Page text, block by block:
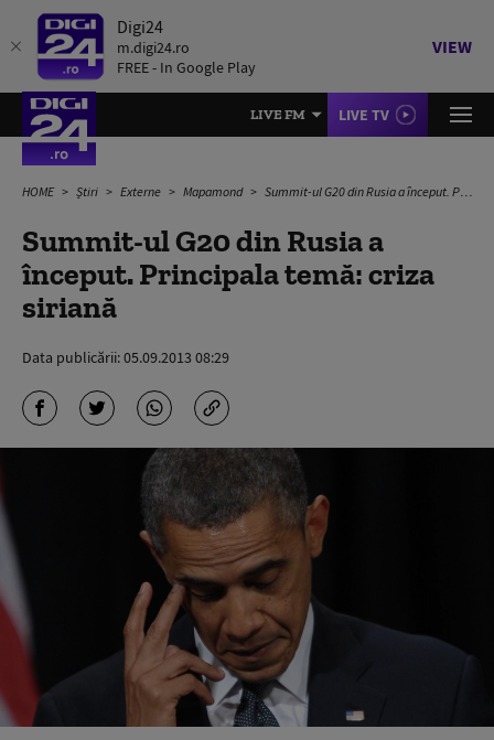
Digi24
m.digi24.ro
FREE - In Google Play
VIEW
LIVE FM LIVE TV
HOME Știri Externe Mapamond Summit-ul G20 din Rusia a început. Principala temă: criza siriană
Summit-ul G20 din Rusia a
început. Principala temă: criza
siriană
Data publicării:05.09.2013 08:29